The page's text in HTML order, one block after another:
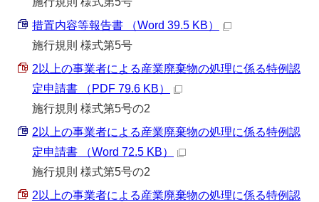
措置内容等報告書 （Word 39.5 KB）
施行規則 様式第5号
2以上の事業者による産業廃棄物の処理に係る特例認
定申請書 （PDF 79.6 KB）
施行規則 様式第5号の2
2以上の事業者による産業廃棄物の処理に係る特例認
定申請書 （Word 72.5 KB）
施行規則 様式第5号の2
2以上の事業者による産業廃棄物の処理に係る特例認